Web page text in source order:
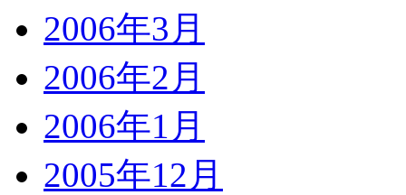
2006年3月
2006年2月
2006年1月
2005年12月